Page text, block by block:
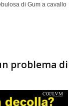
di Gum a cavallo
problema di